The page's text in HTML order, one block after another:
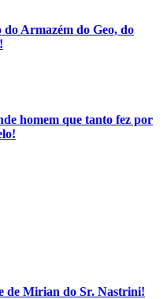
Armazém do Geo, do
homem que tanto fez por
de Mirian do Sr. Nastrini!